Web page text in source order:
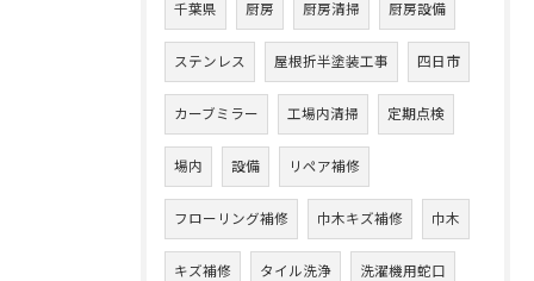
千葉県 厨房 厨房清掃 厨房設備
ステンレス 屋根折半塗装工事 四日市
カーブミラー 工場内清掃 定期点検
場内 設備 リペア補修
フローリング補修 巾木キズ補修 巾木
キズ補修 タイル洗浄 洗濯機用蛇口